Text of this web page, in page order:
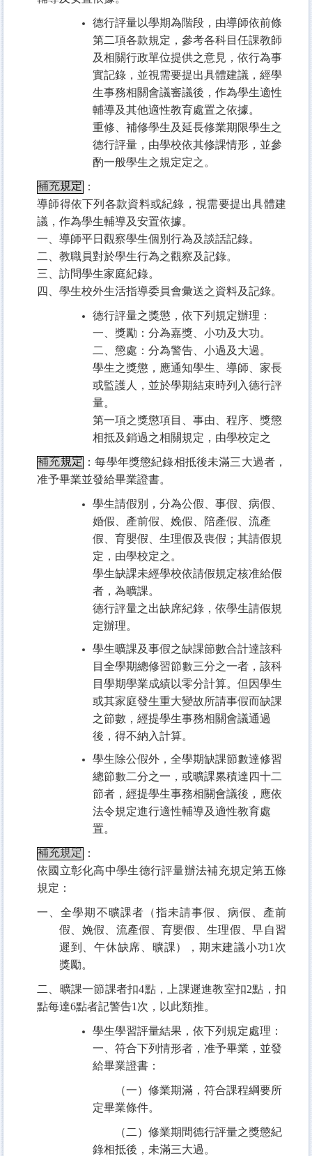
德行評量以學期為階段，由導師依前條
第二項各款規定，參考各科目任課教師
及相關行政單位提供之意見，依行為事
實記錄，並視需要提出具體建議，經學
生事務相關會議審議後，作為學生適性
輔導及其他適性教育處置之依據。
重修、補修學生及延長修業期限學生之
德行評量，由學校依其修課情形，並參
酌一般學生之規定定之。
補充規定 ：
導師得依下列各款資料或紀錄，視需要提出具體建
議，作為學生輔導及安置依據。
一、導師平日觀察學生個別行為及談話記錄。
二、教職員對於學生行為之觀察及記錄。
三、訪問學生家庭紀錄。
四、學生校外生活指導委員會彙送之資料及記錄。
德行評量之獎懲，依下列規定辦理：
一、獎勵：分為嘉獎、小功及大功。
二、懲處：分為警告、小過及大過。
學生之獎懲，應通知學生、導師、家長
或監護人，並於學期結束時列入德行評
量。
第一項之獎懲項目、事由、程序、獎懲
相抵及銷過之相關規定，由學校定之
補充規定 ：每學年獎懲紀錄相抵後未滿三大過者，
准予畢業並發給畢業證書。
學生請假別，分為公假、事假、病假、
婚假、產前假、娩假、陪產假、流產
假、育嬰假、生理假及喪假；其請假規
定，由學校定之。
學生缺課未經學校依請假規定核准給假
者，為曠課。
德行評量之出缺席紀錄，依學生請假規
定辦理。
學生曠課及事假之缺課節數合計達該科
目全學期總修習節數三分之一者，該科
目學期學業成績以零分計算。但因學生
或其家庭發生重大變故所請事假而缺課
之節數，經提學生事務相關會議通過
後，得不納入計算。
學生除公假外，全學期缺課節數達修習
總節數二分之一，或曠課累積達四十二
節者，經提學生事務相關會議後，應依
法令規定進行適性輔導及適性教育處
置。
補充規定 ：
依國立彰化高中學生德行評量辦法補充規定第五條
規定：
一、全學期不曠課者（指未請事假、病假、產前
假、娩假、流產假、育嬰假、生理假、早自習
遲到、午休缺席、曠課），期末建議小功1 次
獎勵。
二、曠課一節課者扣4點，上課遲進教室扣2點，扣
點每達6點者記警告1 次，以此類推。
學生學習評量結果，依下列規定處理：
一、符合下列情形者，准予畢業，並發
給畢業證書：
（一）修業期滿，符合課程綱要所
定畢業條件。
（二）修業期間德行評量之獎懲紀
錄相抵後，未滿三大過。